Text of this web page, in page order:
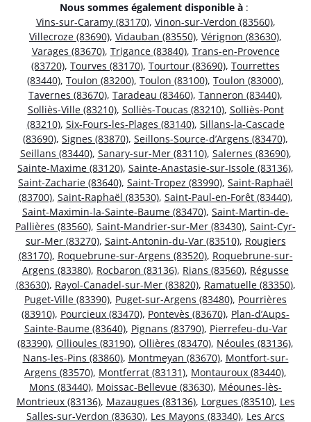
Nous sommes également disponible à :
Vins-sur-Caramy (83170), Vinon-sur-Verdon (83560),
Villecroze (83690), Vidauban (83550), Vérignon (83630),
Varages (83670), Trigance (83840), Trans-en-Provence
(83720), Tourves (83170), Tourtour (83690), Tourrettes
(83440), Toulon (83200), Toulon (83100), Toulon (83000),
Tavernes (83670), Taradeau (83460), Tanneron (83440),
Solliès-Ville (83210), Solliès-Toucas (83210), Solliès-Pont
(83210), Six-Fours-les-Plages (83140), Sillans-la-Cascade
(83690), Signes (83870), Seillons-Source-d’Argens (83470),
Seillans (83440), Sanary-sur-Mer (83110), Salernes (83690),
Sainte-Maxime (83120), Sainte-Anastasie-sur-Issole (83136),
Saint-Zacharie (83640), Saint-Tropez (83990), Saint-Raphaël
(83700), Saint-Raphaël (83530), Saint-Paul-en-Forêt (83440),
Saint-Maximin-la-Sainte-Baume (83470), Saint-Martin-de-
Pallières (83560), Saint-Mandrier-sur-Mer (83430), Saint-Cyr-
sur-Mer (83270), Saint-Antonin-du-Var (83510), Rougiers
(83170), Roquebrune-sur-Argens (83520), Roquebrune-sur-
Argens (83380), Rocbaron (83136), Rians (83560), Régusse
(83630), Rayol-Canadel-sur-Mer (83820), Ramatuelle (83350),
Puget-Ville (83390), Puget-sur-Argens (83480), Pourrières
(83910), Pourcieux (83470), Pontevès (83670), Plan-d’Aups-
Sainte-Baume (83640), Pignans (83790), Pierrefeu-du-Var
(83390), Ollioules (83190), Ollières (83470), Néoules (83136),
Nans-les-Pins (83860), Montmeyan (83670), Montfort-sur-
Argens (83570), Montferrat (83131), Montauroux (83440),
Mons (83440), Moissac-Bellevue (83630), Méounes-lès-
Montrieux (83136), Mazaugues (83136), Lorgues (83510), Les
Salles-sur-Verdon (83630), Les Mayons (83340), Les Arcs